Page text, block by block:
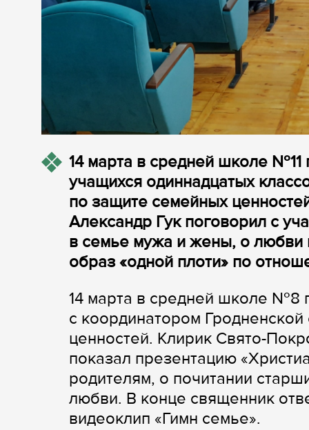
14 марта в средней школе
учащихся одиннадцатых
по защите семейных
Александр Гук поговорил с
в семье мужа и жены, о любви
образ «одной плоти» по
14 марта в средней школе №8
с координатором
ценностей. Клирик Свято-
показал презентацию
родителям, о почитании
любви. В конце священник
видеоклип «Гимн семье».